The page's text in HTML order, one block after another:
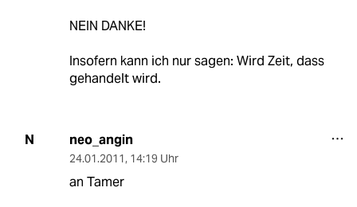
NEIN DANKE!
Insofern kann ich nur sagen: Wird Zeit, dass
gehandelt wird.
N neo_angin
24.01.2011, 14:19 Uhr
an Tamer